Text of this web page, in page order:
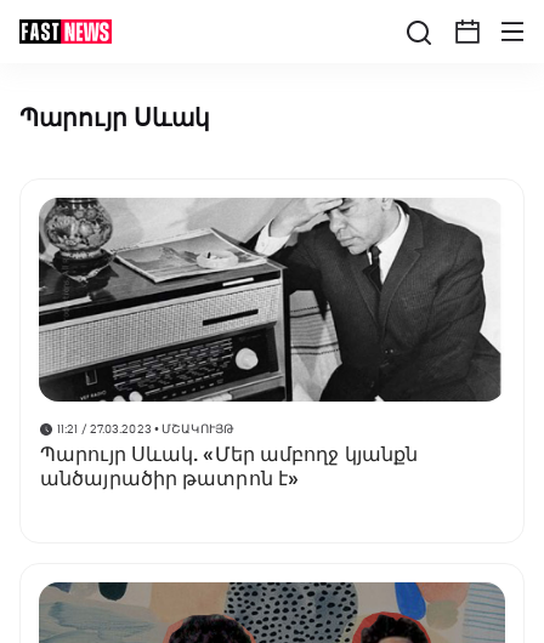
Պարույր Սևակ
11:21 / 27.03.2023 • ՄՇԱԿՈՒՅԹ
Պարույր Սևակ. «Մեր ամբողջ կյանքն
անծայրածիր թատրոն է»